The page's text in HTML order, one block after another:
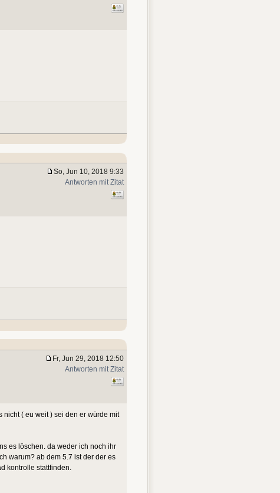
So, Jun 10, 2018 9:33
Antworten mit Zitat
Fr, Jun 29, 2018 12:50
Antworten mit Zitat
nicht ( eu weit ) sei den er würde mit
es löschen. da weder ich noch ihr
warum? ab dem 5.7 ist der der es
kontrolle stattfinden.